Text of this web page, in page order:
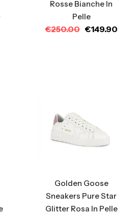
Rosse Bianche In
Pelle
€250.00 €149.90
Golden Goose
Sneakers Pure Star
Glitter Rosa In Pelle